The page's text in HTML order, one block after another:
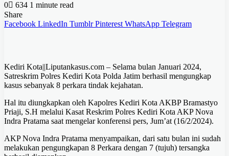
0
634 1 minute read
Share
Facebook LinkedIn Tumblr Pinterest WhatsApp Telegram
Kediri Kota||Liputankasus.com – Selama bulan Januari 2024,
Satreskrim Polres Kediri Kota Polda Jatim berhasil mengungkap
kasus sebanyak 8 perkara tindak kejahatan.
Hal itu diungkapkan oleh Kapolres Kediri Kota AKBP Bramastyo
Priaji, S.H melalui Kasat Reskrim Polres Kediri Kota AKP Nova
Indra Pratama saat mengelar konferensi pers, Jum’at (16/2/2024).
AKP Nova Indra Pratama menyampaikan, dari satu bulan ini sudah
melakukan pengungkapan 8 Perkara dengan 7 (tujuh) tersangka